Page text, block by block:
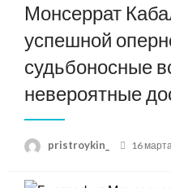
Монсеррат
успешной
судьбоносные
невероятные
pristroykin_
Posted
16